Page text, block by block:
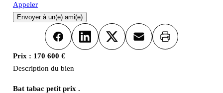
Appeler
Envoyer à un(e) ami(e)
FacebookLinkedInX Email Imprimer
Prix : 170 600 €
Description du bien
Bat tabac petit prix .